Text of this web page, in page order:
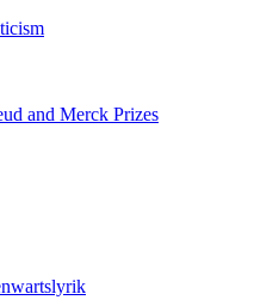
and Merck Prizes